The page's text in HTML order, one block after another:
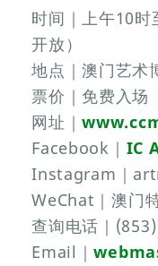
时间｜上午10时
开放）
地点｜澳门艺术
票价｜免费入场
网址｜
Facebook｜ IC
Instagram｜
WeChat｜澳门
查询电话｜
Email｜